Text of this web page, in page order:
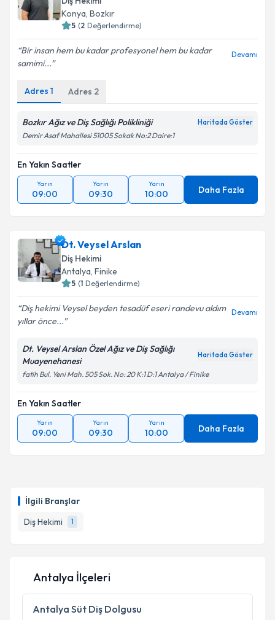
İlgili Branşlar
Diş Hekimi
1
Konya, Bozkır
5 (2 Değerlendirme)
Bir insan hem bu kadar profesyonel hem bu kadar
samimi...
Devamı
Adres 1 Adres 2
Bozkır Ağız ve Diş Sağlığı Polikliniği Haritada Göster
Demir Asaf Mahallesi 51005 Sokak No:2 Daire:1
En Yakın Saatler
Yarın
09:00
Yarın
09:30
Yarın
10:00 Daha Fazla
Dt. Veysel Arslan
Diş Hekimi
Antalya, Finike
5 (1 Değerlendirme)
Diş hekimi Veysel beyden tesadüf eseri randevu aldım
yıllar önce...
Devamı
Dt. Veysel Arslan Özel Ağız ve Diş Sağlığı
Muayenehanesi
Haritada Göster
fatih Bul. Yeni Mah. 505 Sok. No: 20 K:1 D:1 Antalya / Finike
En Yakın Saatler
Yarın
09:00
Yarın
09:30
Yarın
10:00 Daha Fazla
Antalya İlçeleri
Antalya Süt Diş Dolgusu